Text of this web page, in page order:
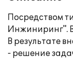
Посредством
Инжиниринг".
В результате
- решение